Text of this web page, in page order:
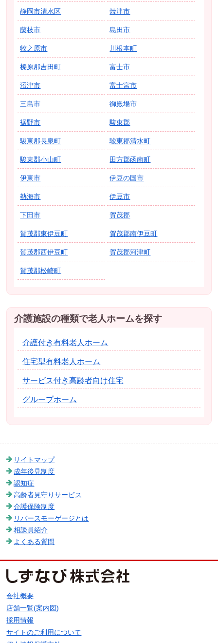
静岡市清水区 焼津市
藤枝市 島田市
牧之原市 川根本町
榛原郡吉田町 富士市
沼津市 富士宮市
三島市 御殿場市
裾野市 駿東郡
駿東郡長泉町 駿東郡清水町
駿東郡小山町 田方郡函南町
伊東市 伊豆の国市
熱海市 伊豆市
下田市 賀茂郡
賀茂郡東伊豆町 賀茂郡南伊豆町
賀茂郡西伊豆町 賀茂郡河津町
賀茂郡松崎町
介護施設の種類で老人ホームを探す
介護付き有料老人ホーム
住宅型有料老人ホーム
サービス付き高齢者向け住宅
グループホーム
サイトマップ
成年後見制度
認知症
高齢者見守りサービス
介護保険制度
リバースモーゲージとは
相談員紹介
よくある質問
会社概要
店舗一覧(案内図)
採用情報
サイトのご利用について